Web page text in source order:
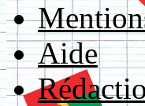
Aide